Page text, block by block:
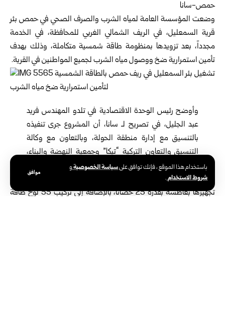
باستخدام هذا الموقع ، فإنك توافق علىسياسة الخصوصيةو
شروط الاستخدام.
موافق
حمص-سانا
وضعت المؤسسة العامة لمياه الشرب والصرف الصحي فيحمص بئر
قرية السمعليل، في الريف الشمالي الغربي للمحافظة، في الخدمة
مجدداً، بعد تزويدها بمنظومة طاقة شمسية متكاملة، وذلك بهدف
تأمين استمرارية ضخ ووصول مياه الشرب لجميع المواطنين في القرية.
وأوضح رئيس الوحدة الاقتصادية في تلدو المهندس فريد
عبد الجليل، في تصريح لـ سانا، أن المشروع جرى تنفيذه
بالتنسيق مع إدارة منطقة الحولة، وبالتعاون مع وكالة
التنسيق والتعاون التركية “تيكا” وجمعية النهضة والبناء،
ويخدم حالياً أكثر من 2000 نسمة من أهالي القرية.
تجهيزها بغاطسة بقدرة 25 حصاناً، بالإضافة إلى تركيب 55 لوح طاقة